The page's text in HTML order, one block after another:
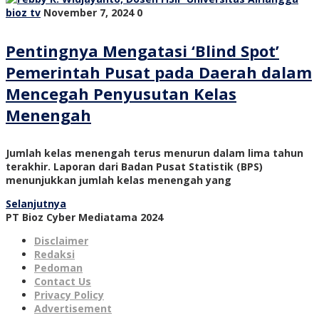
bioz tv November 7, 2024 0
Pentingnya Mengatasi ‘Blind Spot’
Pemerintah Pusat pada Daerah dalam
Mencegah Penyusutan Kelas
Menengah
Jumlah kelas menengah terus menurun dalam lima tahun
terakhir. Laporan dari Badan Pusat Statistik (BPS)
menunjukkan jumlah kelas menengah yang
Selanjutnya
PT Bioz Cyber Mediatama 2024
Disclaimer
Redaksi
Pedoman
Contact Us
Privacy Policy
Advertisement